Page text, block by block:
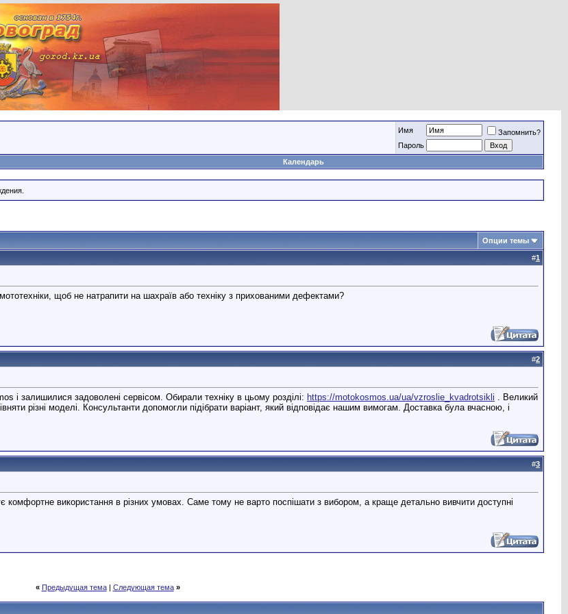
Имя
Запомнить?
Пароль
Календарь
Опции темы
#1
щоб не натрапити на шахраїв або техніку з прихованими дефектами?
#2
і залишилися задоволені сервісом. Обирали техніку в цьому розділі: https://motokosmos.ua/ua/vzroslie_kvadrotsikli . Великий
різні моделі. Консультанти допомогли підібрати варіант, який відповідає нашим вимогам. Доставка була вчасною, і
#3
комфортне використання в різних умовах. Саме тому не варто поспішати з вибором, а краще детально вивчити доступні
« Предыдущая тема| Следующая тема »